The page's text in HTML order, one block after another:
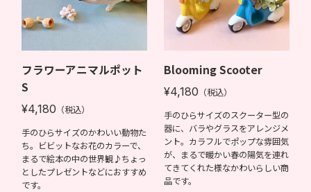
フラワーアニマルポット
S
¥4,180 （税込）
手のひらサイズのかわいい動物た
ち。ビビットなお花のカラーで、
まるで絵本の中の世界観♪ちょっ
としたプレゼントなどにおすすめ
です。
Blooming Scooter
¥4,180 （税込）
手のひらサイズのスクーター型の
器に、バラやグラスをアレンジメ
ント。カラフルでポップな雰囲気
が、まるで暖かい春の陽気を連れ
てきてくれた様なかわいらしい商
品です。